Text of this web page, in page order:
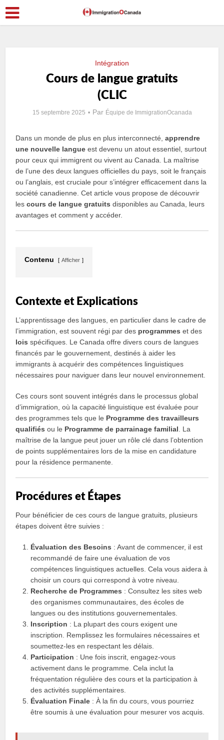
Intégration
Cours de langue gratuits
(CLIC
15 septembre 2025 Par Équipe de ImmigrationOcanada
Dans un monde de plus en plus interconnecté,apprendre
une nouvelle langue est devenu un atout essentiel, surtout
pour ceux qui immigrent ou vivent au Canada. La maîtrise
de l’une des deux langues officielles du pays, soit le français
ou l’anglais, est cruciale pour s’intégrer efficacement dans la
société canadienne. Cet article vous propose de découvrir
lescours de langue gratuits disponibles au Canada, leurs
avantages et comment y accéder.
Contenu Afficher
Contexte et Explications
L’apprentissage des langues, en particulier dans le cadre de
l’immigration, est souvent régi par des programmes et des
lois spécifiques. Le Canada offre divers cours de langues
financés par le gouvernement, destinés à aider les
immigrants à acquérir des compétences linguistiques
nécessaires pour naviguer dans leur nouvel environnement.
Ces cours sont souvent intégrés dans le processus global
d’immigration, où la capacité linguistique est évaluée pour
des programmes tels que le Programme des travailleurs
qualifiés ou le Programme de parrainage familial . La
maîtrise de la langue peut jouer un rôle clé dans l’obtention
de points supplémentaires lors de la mise en candidature
pour la résidence permanente.
Procédures et Étapes
Pour bénéficier de ces cours de langue gratuits, plusieurs
étapes doivent être suivies :
Évaluation des Besoins : Avant de commencer, il est
recommandé de faire une évaluation de vos
compétences linguistiques actuelles. Cela vous aidera à
choisir un cours qui correspond à votre niveau.
Recherche de Programmes : Consultez les sites web
des organismes communautaires, des écoles de
langues ou des institutions gouvernementales.
Inscription : La plupart des cours exigent une
inscription. Remplissez les formulaires nécessaires et
soumettez-les en respectant les délais.
Participation : Une fois inscrit, engagez-vous
activement dans le programme. Cela inclut la
fréquentation régulière des cours et la participation à
des activités supplémentaires.
Évaluation Finale : À la fin du cours, vous pourriez
être soumis à une évaluation pour mesurer vos acquis.